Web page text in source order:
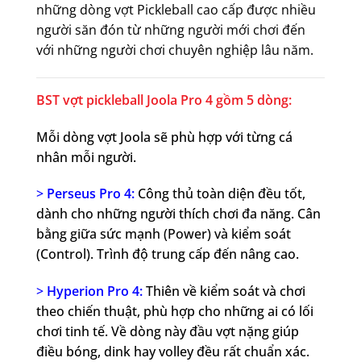
những dòng vợt Pickleball cao cấp được nhiều
người săn đón từ những người mới chơi đến
với những người chơi chuyên nghiệp lâu năm.
BST vợt pickleball Joola Pro 4 gồm 5 dòng:
Mỗi dòng vợt Joola sẽ phù hợp với từng cá
nhân mỗi người.
> Perseus Pro 4: Công thủ toàn diện đều tốt,
dành cho những người thích chơi đa năng. Cân
bằng giữa sức mạnh (Power) và kiểm soát
(Control). Trình độ trung cấp đến nâng cao.
> Hyperion Pro 4:Thiên về kiểm soát và chơi
theo chiến thuật, phù hợp cho những ai có lối
chơi tinh tế. Về dòng này đầu vợt nặng giúp
điều bóng, dink hay volley đều rất chuẩn xác.